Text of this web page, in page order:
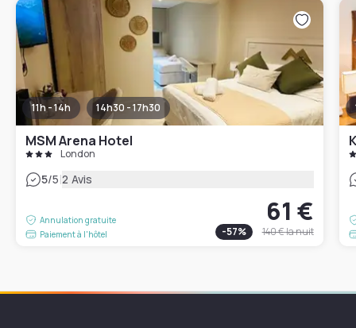
11h - 14h 14h30 - 17h30
MSM Arena Hotel
London
5/5|2 Avis
Annulation gratuite
Paiement à l'hôtel
61 €
-57% 140 €la nuit